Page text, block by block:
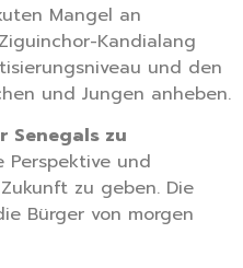
Mangel an
Kandialang
und den
und Jungen anheben.
Senegals zu
Perspektive und
zu geben. Die
Bürger von morgen